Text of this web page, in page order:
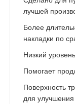
лучшей
Более
накладки по
Низкий
Помогает
Поверхность
для улучшения